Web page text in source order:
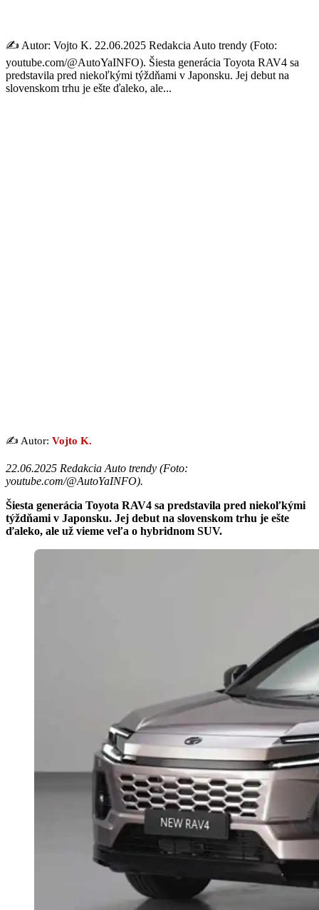
✍️ Autor: Vojto K. 22.06.2025 Redakcia Auto trendy (Foto:
youtube.com/@AutoYaINFO). Šiesta generácia Toyota RAV4 sa
predstavila pred niekoľkými týždňami v Japonsku. Jej debut na
slovenskom trhu je ešte ďaleko, ale...
✍️ Autor: Vojto K.
22.06.2025 Redakcia Auto trendy (Foto:
youtube.com/@AutoYaINFO).
Šiesta generácia Toyota RAV4 sa predstavila pred niekoľkými
týždňami v Japonsku. Jej debut na slovenskom trhu je ešte
ďaleko, ale už vieme veľa o hybridnom SUV.